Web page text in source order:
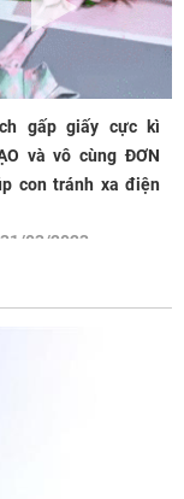
gấp giấy cực kì
và vô cùng ĐƠN
con tránh xa điện
03/2023